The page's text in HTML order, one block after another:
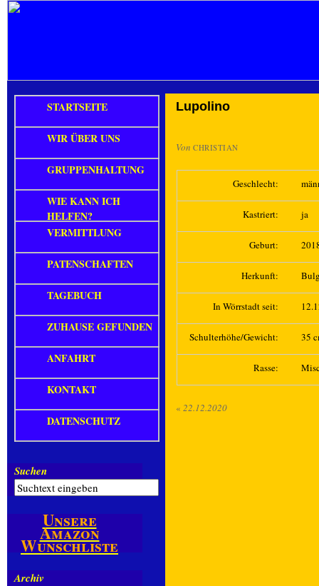
Lupolino
Von CHRISTIAN
Geschlecht:
Kastriert: ja
Geburt:
Herkunft:
In Wörrstadt seit:
Schulterhöhe/Gewicht: 35
Rasse:
« 22.12.2020
STARTSEITE
WIR ÜBER UNS
GRUPPENHALTUNG
WIE KANN ICH
HELFEN?
VERMITTLUNG
PATENSCHAFTEN
TAGEBUCH
ZUHAUSE GEFUNDEN
ANFAHRT
KONTAKT
DATENSCHUTZ
Suchen
Unsere
Amazon
Wunschliste
Archiv